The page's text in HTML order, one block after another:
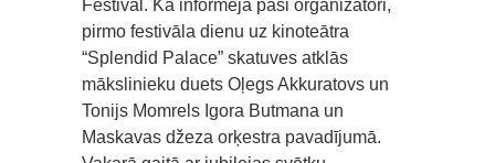
Festival. Kā informēja paši organizātori,
pirmo festivāla dienu uz kinoteātra
“Splendid Palace” skatuves atklās
mākslinieku duets Oļegs Akkuratovs un
Tonijs Momrels Igora Butmana un
Maskavas džeza orķestra pavadījumā.